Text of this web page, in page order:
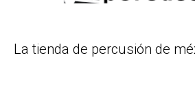
La tienda de percusión de